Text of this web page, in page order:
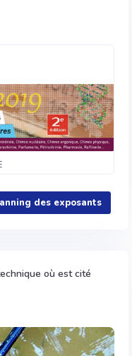
des exposants
où est cité